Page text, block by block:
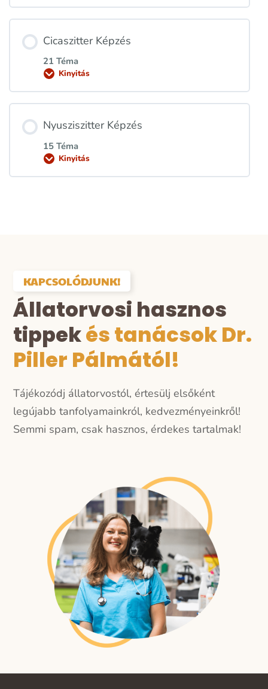
Cicaszitter Képzés
21 Téma
Kinyitás
Nyusziszitter Képzés
15 Téma
Kinyitás
KAPCSOLÓDJUNK!
Állatorvosi hasznos
tippekés tanácsok Dr.
Piller Pálmától!
Tájékozódj állatorvostól, értesülj elsőként
legújabb tanfolyamainkról, kedvezményeinkről!
Semmi spam, csak hasznos, érdekes tartalmak!